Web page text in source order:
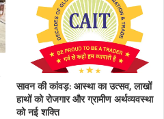
सावन की कांवड़: आस्था का उत्सव, लाखों
हाथों को रोजगार और ग्रामीण अर्थव्यवस्था
को नई शक्ति